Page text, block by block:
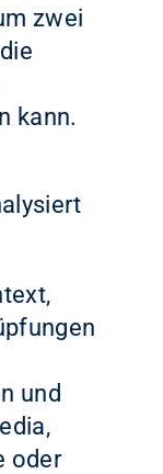
zwei
kann.
und
oder